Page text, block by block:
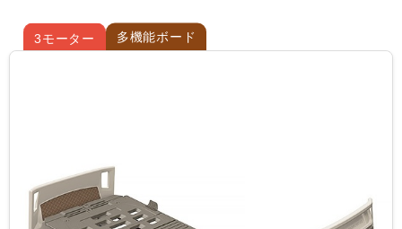
3モーター 多機能ボード